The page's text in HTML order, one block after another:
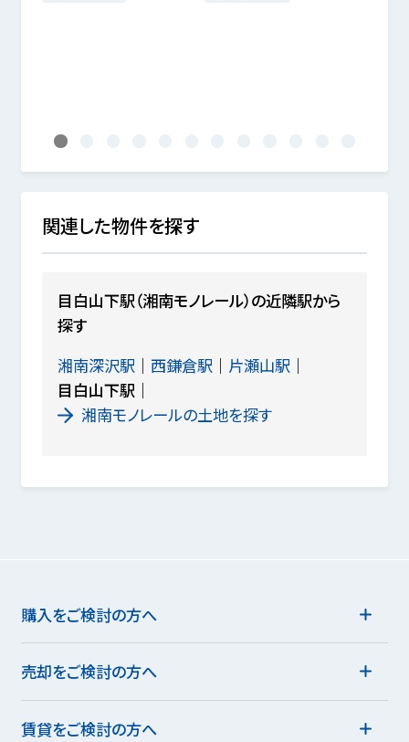
1
関連した物件を探す
目白山下駅（湘南モノレール）の近隣駅から
探す
湘南深沢駅
西鎌倉駅
片瀬山駅
目白山下駅
湘南モノレールの土地を探す
購入をご検討の方へ
売却をご検討の方へ
賃貸をご検討の方へ